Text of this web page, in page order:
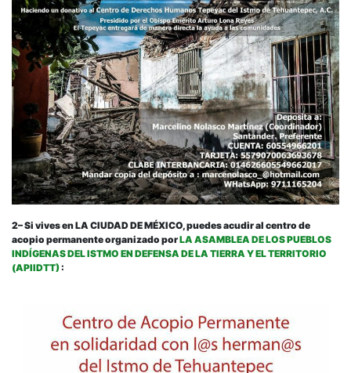
2– Si vives en LA CIUDAD DE MÉXICO, puedes acudir al centro de
acopio permanente organizado porLA ASAMBLEA DE LOS PUEBLOS
INDÍGENAS DEL ISTMO EN DEFENSA DE LA TIERRA Y EL TERRITORIO
(APIIDTT):